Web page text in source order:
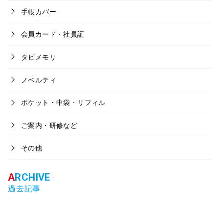
手帳カバー
会員カード・社員証
タビメモリ
ノベルティ
ポケット・中袋・リフィル
ご案内・研修など
その他
過去記事